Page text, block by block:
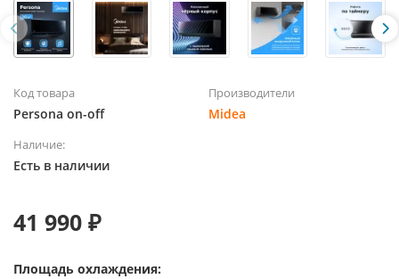
Код товара
Persona on-off
Производители
Midea
Наличие:
Есть в наличии
41 990 ₽
Площадь охлаждения: